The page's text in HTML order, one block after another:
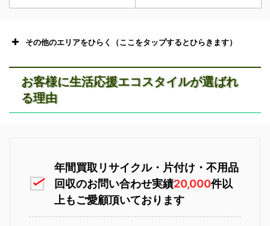
その他のエリアをひらく（ここをタップするとひらきます）
お客様に生活応援エコスタイルが選ばれ
る理由
年間買取リサイクル・片付け・不用品
回収のお問い合わせ実績20,000件以
上もご愛顧頂いております